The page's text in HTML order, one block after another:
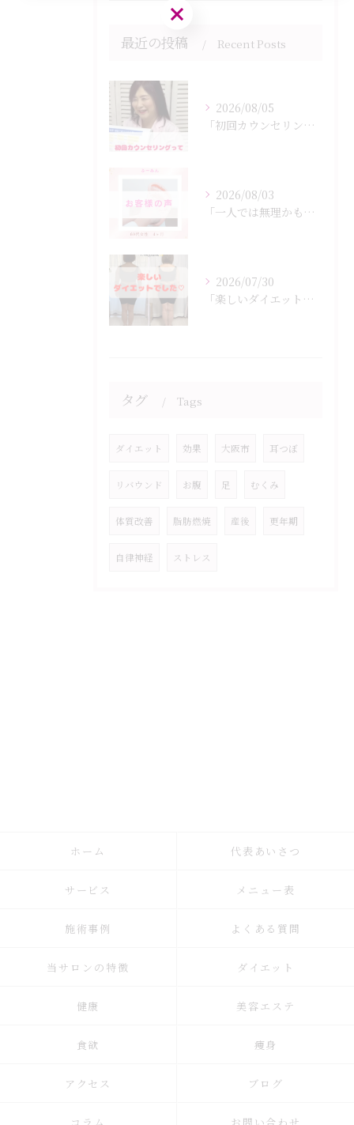
最近の投稿 Recent Posts
2026/08/05
「初回カウンセリングでは何をするの？」
2026/08/03
「一人では無理かも…」
2026/07/30
「楽しいダイエットでした♡」
タグ Tags
ダイエット 効果 大阪市 耳つぼ
リバウンド お腹 足 むくみ
体質改善 脂肪燃焼 産後 更年期
自律神経 ストレス
ホーム 代表あいさつ
サービス メニュー表
施術事例 よくある質問
当サロンの特徴 ダイエット
健康 美容エステ
食欲 痩身
アクセス ブログ
ご予約はこちら